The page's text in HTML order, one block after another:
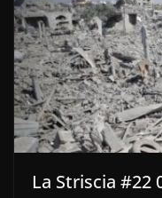
La Striscia #22